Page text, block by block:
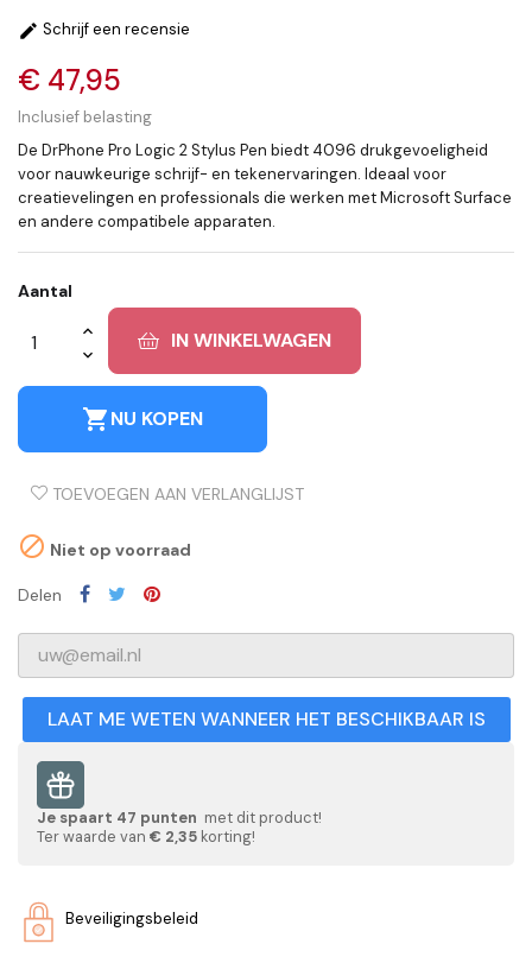
 Schrijf een recensie
€ 47,95
Inclusief belasting
De DrPhone Pro Logic 2 Stylus Pen biedt 4096 drukgevoeligheid
voor nauwkeurige schrijf- en tekenervaringen. Ideaal voor
creatievelingen en professionals die werken met Microsoft Surface
en andere compatibele apparaten.
Aantal
IN WINKELWAGEN
shopping_cartNU KOPEN
TOEVOEGEN AAN VERLANGLIJST
 Niet op voorraad
Delen
LAAT ME WETEN WANNEER HET BESCHIKBAAR IS
Je spaart 47 punten met dit product!
Ter waarde van € 2,35 korting!
Beveiligingsbeleid